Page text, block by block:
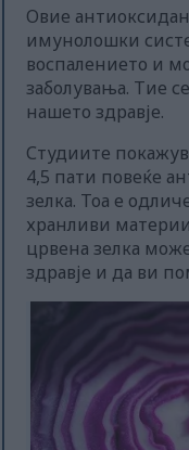
Овие
имунолошки
воспалението и
заболувања. Тие
нашето здравје.
Студиите
4,5 пати повеќе
зелка. Тоа е
хранливи
црвена зелка
здравје и да ви